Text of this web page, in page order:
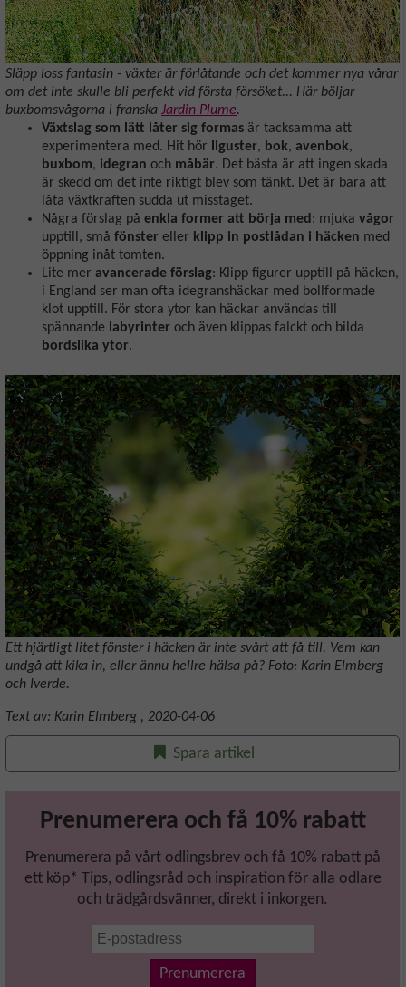
Släpp loss fantasin - växter är förlåtande och det kommer nya vårar
om det inte skulle bli perfekt vid första försöket... Här böljar
buxbomsvågorna i franska Jardin Plume.
Växtslag som lätt låter sig formas är tacksamma att
experimentera med. Hit hör liguster, bok, avenbok,
buxbom, idegran och måbär. Det bästa är att ingen skada
är skedd om det inte riktigt blev som tänkt. Det är bara att
låta växtkraften sudda ut misstaget.
Några förslag på enkla former att börja med: mjuka vågor
upptill, små fönster eller klipp in postlådan i häcken med
öppning inåt tomten.
Lite mer avancerade förslag: Klipp figurer upptill på häcken,
i England ser man ofta idegranshäckar med bollformade
klot upptill. För stora ytor kan häckar användas till
spännande labyrinter och även klippas falckt och bilda
bordslika ytor.
Ett hjärtligt litet fönster i häcken är inte svårt att få till. Vem kan
undgå att kika in, eller ännu hellre hälsa på? Foto: Karin Elmberg
och Iverde.
Text av: Karin Elmberg , 2020-04-06
Spara artikel
Prenumerera och få 10% rabatt
Prenumerera på vårt odlingsbrev och få 10% rabatt på
ett köp* Tips, odlingsråd och inspiration för alla odlare
och trädgårdsvänner, direkt i inkorgen.
Prenumerera